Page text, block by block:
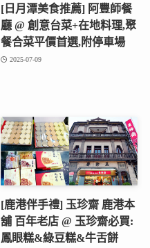
[日月潭美食推薦] 阿豐師餐
廳 @ 創意台菜+在地料理,聚
餐合菜平價首選,附停車場
2025-07-09
[鹿港伴手禮] 玉珍齋 鹿港本
舖 百年老店 @ 玉珍齋必買:
鳳眼糕&綠豆糕&牛舌餅